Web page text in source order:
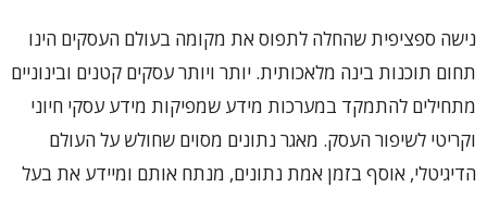
נישה ספציפית שהחלה לתפוס את מקומה בעולם העסקים הינו
תחום תוכנות בינה מלאכותית. יותר ויותר עסקים קטנים ובינוניים
מתחילים להתמקד במערכות מידע שמפיקות מידע עסקי חיוני
וקריטי לשיפור העסק. מאגר נתונים מסוים שחולש על העולם
הדיגיטלי, אוסף בזמן אמת נתונים, מנתח אותם ומיידע את בעל